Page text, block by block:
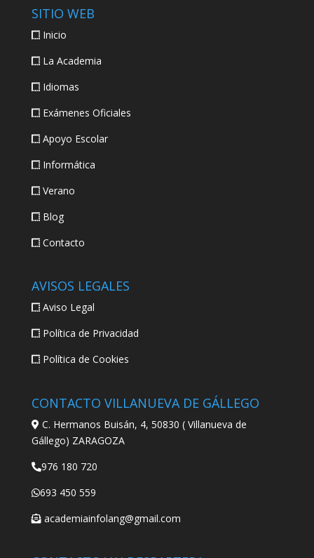
SITIO WEB
Inicio
La Academia
Idiomas
Exámenes Oficiales
Apoyo Escolar
Informática
Verano
Blog
Contacto
AVISOS LEGALES
Aviso Legal
Política de Privacidad
Política de Cookies
CONTACTO VILLANUEVA DE GÁLLEGO
C. Hermanos Buisán, 4, 50830 ( Villanueva de
Gállego) ZARAGOZA
976 180 720
693 450 559
academiainfolang@gmail.com